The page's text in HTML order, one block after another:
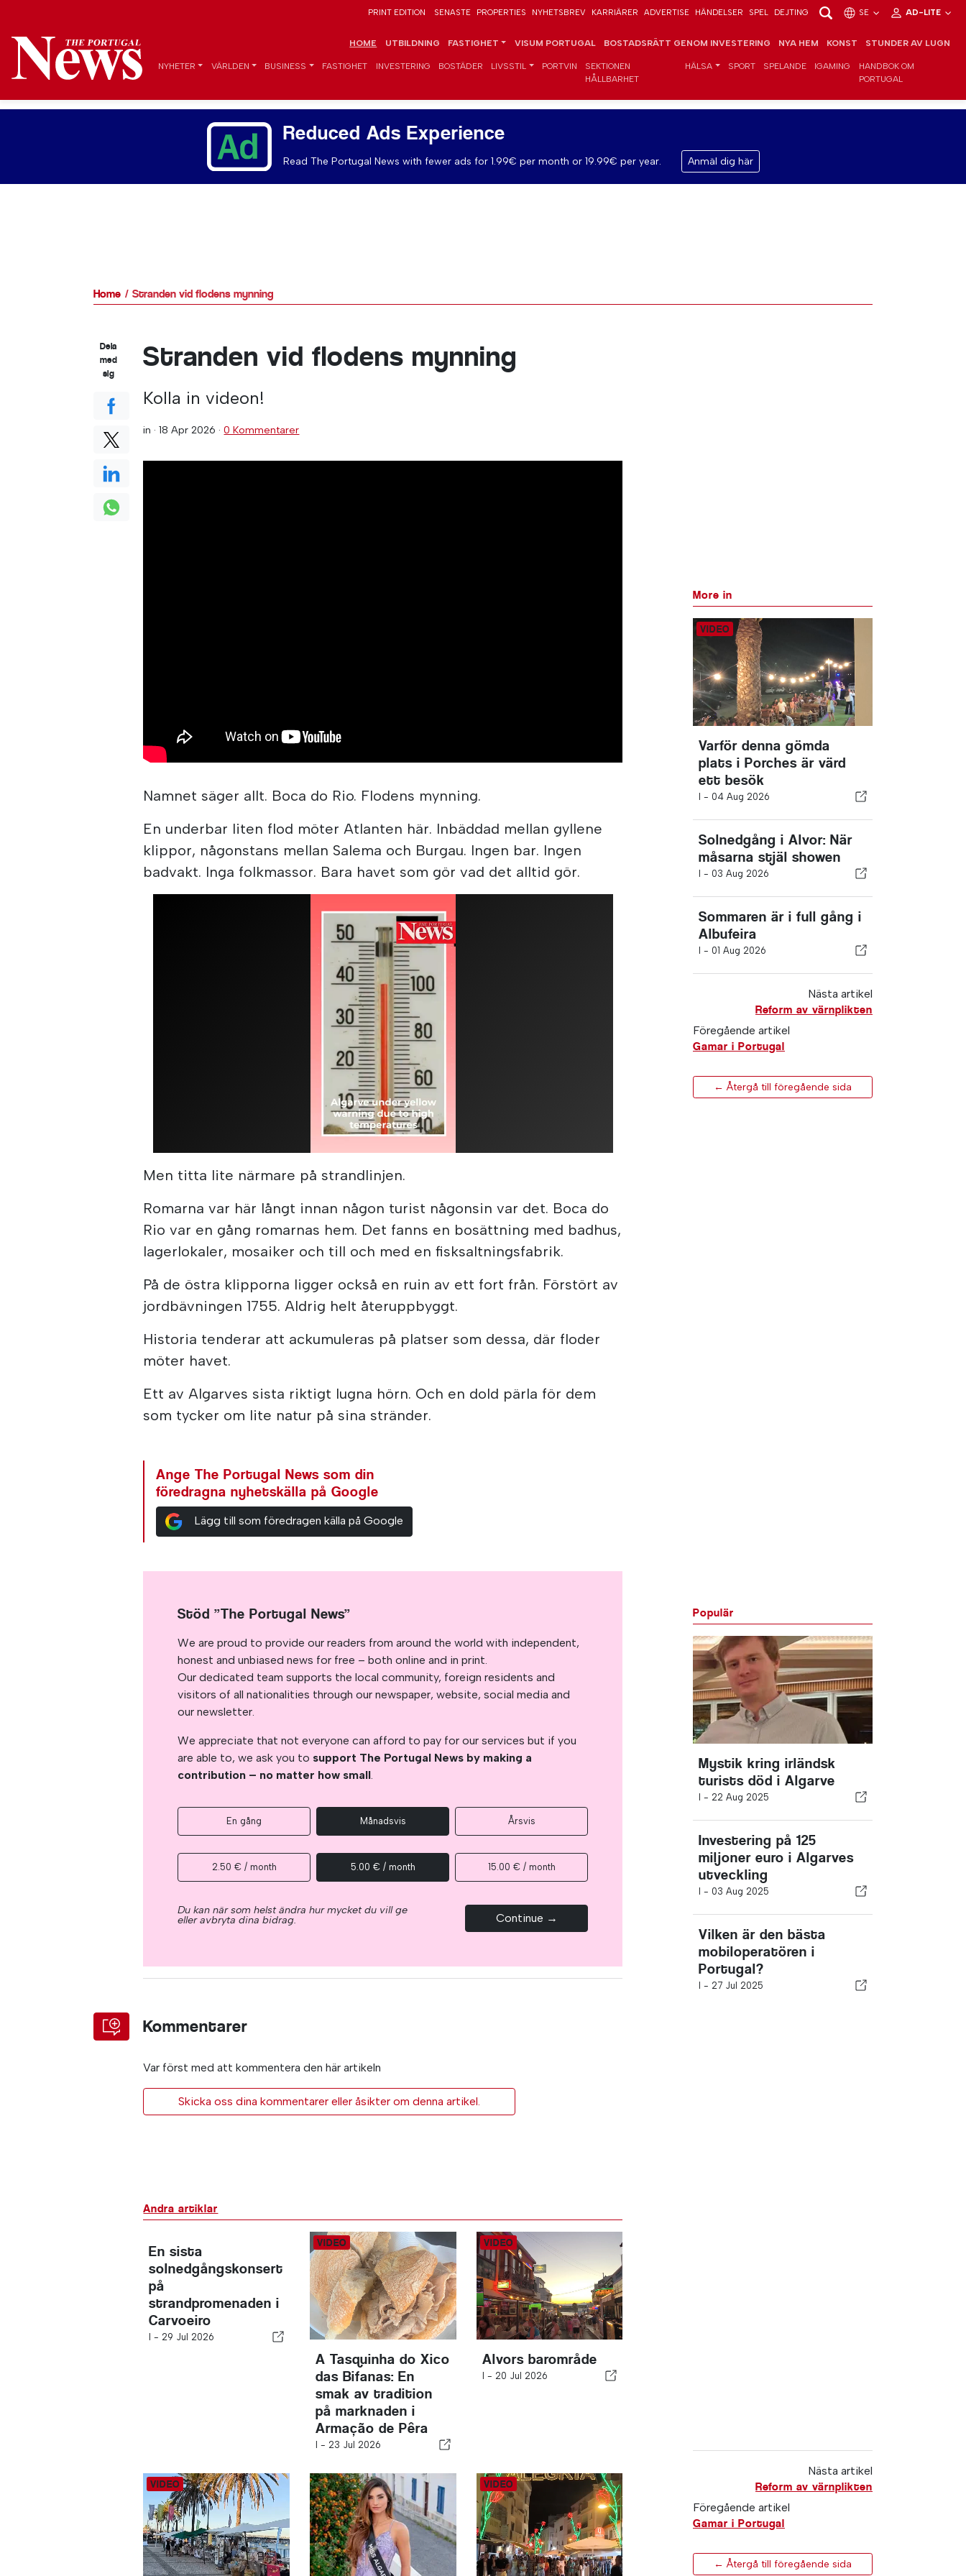
PRINT EDITION SENASTE PROPERTIES NYHETSBREV KARRIÄRER ADVERTISE HÄNDELSER SPEL DEJTING SE AD-LITE
HOME UTBILDNING FASTIGHET VISUM PORTUGAL BOSTADSRÄTT GENOM INVESTERING NYA HEM KONST STUNDER AV LUGN
NYHETER VÄRLDEN BUSINESS FASTIGHET INVESTERING BOSTÄDER LIVSSTIL PORTVIN
SEKTIONEN
HÅLLBARHET
HÄLSA SPORT SPELANDE IGAMING
HANDBOK OM
PORTUGAL
Reduced Ads Experience
Read The Portugal News with fewer ads for 1.99€ per month or 19.99€ per year. Anmäl dig här
Home Stranden vid flodens mynning
Stranden vid flodens mynning
Kolla in videon!
in ·18 Apr 2026 ·0 Kommentarer
Namnet säger allt. Boca do Rio. Flodens mynning.
En underbar liten flod möter Atlanten här. Inbäddad mellan gyllene
klippor, någonstans mellan Salema och Burgau. Ingen bar. Ingen
badvakt. Inga folkmassor. Bara havet som gör vad det alltid gör.
Men titta lite närmare på strandlinjen.
Romarna var här långt innan någon turist någonsin var det. Boca do
Rio var en gång romarnas hem. Det fanns en bosättning med badhus,
lagerlokaler, mosaiker och till och med en fisksaltningsfabrik.
På de östra klipporna ligger också en ruin av ett fort från. Förstört av
jordbävningen 1755. Aldrig helt återuppbyggt.
Historia tenderar att ackumuleras på platser som dessa, där floder
möter havet.
Ett av Algarves sista riktigt lugna hörn. Och en dold pärla för dem
som tycker om lite natur på sina stränder.
Ange The Portugal News som din
föredragna nyhetskälla på Google
Lägg till som föredragen källa på Google
Dela
med
sig
More in
Varför denna gömda
plats i Porches är värd
ett besök
I - 04 Aug 2026
Solnedgång i Alvor: När
måsarna stjäl showen
I - 03 Aug 2026
Sommaren är i full gång i
Albufeira
I - 01 Aug 2026
Nästa artikel
Reform av värnplikten
Föregående artikel
Gamar i Portugal
← Återgå till föregående sida
Stöd ”The Portugal News”
We are proud to provide our readers from around the world with independent,
honest and unbiased news for free – both online and in print.
Our dedicated team supports the local community, foreign residents and
visitors of all nationalities through our newspaper, website, social media and
our newsletter.
We appreciate that not everyone can afford to pay for our services but if you
are able to, we ask you to support The Portugal News by making a
contribution – no matter how small.
En gång Månadsvis Årsvis
2.50 € / month 5.00 € / month 15.00 € / month
Du kan när som helst ändra hur mycket du vill ge
eller avbryta dina bidrag. Continue →
Kommentarer
Var först med att kommentera den här artikeln
Skicka oss dina kommentarer eller åsikter om denna artikel.
Populär
Mystik kring irländsk
turists död i Algarve
I - 22 Aug 2025
Investering på 125
miljoner euro i Algarves
utveckling
I - 03 Aug 2025
Vilken är den bästa
mobiloperatören i
Portugal?
I - 27 Jul 2025
Andra artiklar
En sista
solnedgångskonsert
på
strandpromenaden i
Carvoeiro
I - 29 Jul 2026
A Tasquinha do Xico
das Bifanas: En
smak av tradition
på marknaden i
Armação de Pêra
I - 23 Jul 2026
Alvors barområde
I - 20 Jul 2026
Nästa artikel
Reform av värnplikten
Föregående artikel
Gamar i Portugal
← Återgå till föregående sida